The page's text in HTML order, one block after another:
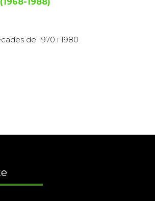
1988)
de 1970 i 1980